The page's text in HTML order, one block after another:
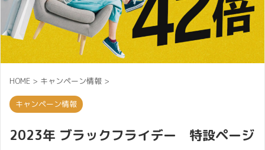
HOME > キャンペーン情報 >
キャンペーン情報
2023年 ブラックフライデー 特設ページ